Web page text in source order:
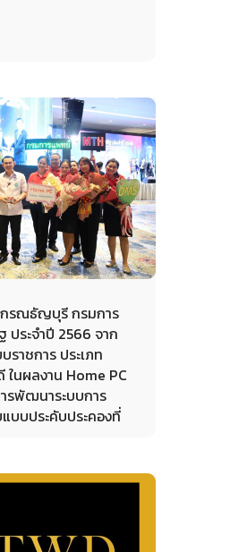
กรณธัญบุรี กรมการ
ประจำปี 2566 จาก
าชการ ประเภท
นผลงาน Home PC
รพัฒนาระบบการ
แบบประคับประคองที่